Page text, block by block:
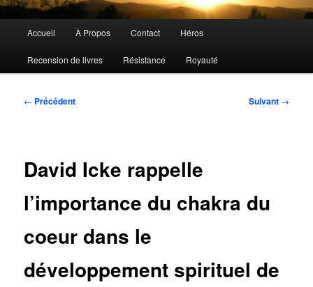
principal
Accueil À Propos Contact Héros
Recension de livres Résistance Royauté
Navigation
← Précédent Suivant →
David Icke rappelle
l’importance du chakra du
coeur dans le
développement spirituel de